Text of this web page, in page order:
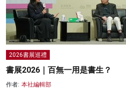
2026書展巡禮
書展2026｜百無一用是書生？
作者: 本社編輯部